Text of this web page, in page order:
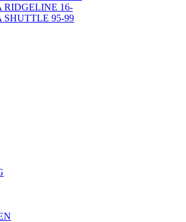
RIDGELINE 16-
SHUTTLE 95-99